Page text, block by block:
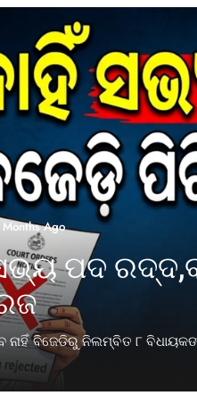
Ago
ସଭ୍ୟ ପଦ
ନାହିଁ ବିଜେଡିରୁ ନିଲମ୍ବିତ ୮